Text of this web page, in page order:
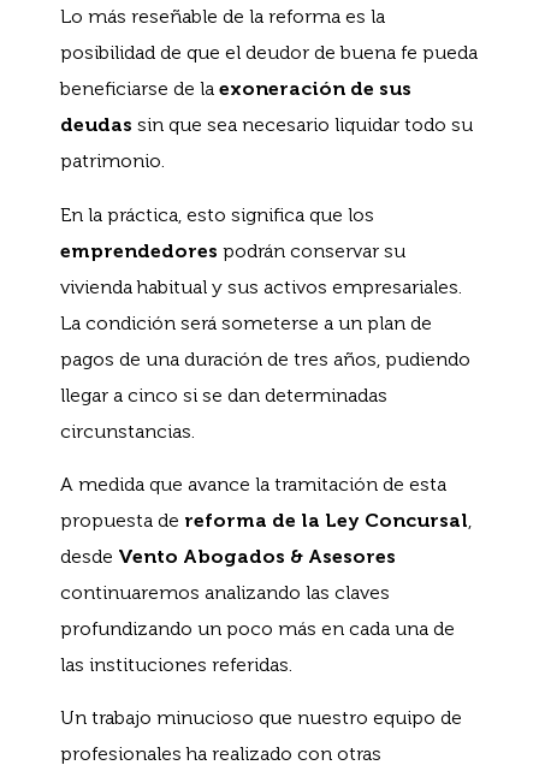
Lo más reseñable de la reforma es la
posibilidad de que el deudor de buena fe pueda
beneficiarse de la exoneración de sus
deudas sin que sea necesario liquidar todo su
patrimonio.
En la práctica, esto significa que los
emprendedores podrán conservar su
vivienda habitual y sus activos empresariales.
La condición será someterse a un plan de
pagos de una duración de tres años, pudiendo
llegar a cinco si se dan determinadas
circunstancias.
A medida que avance la tramitación de esta
propuesta de reforma de la Ley Concursal,
desde Vento Abogados & Asesores
continuaremos analizando las claves
profundizando un poco más en cada una de
las instituciones referidas.
Un trabajo minucioso que nuestro equipo de
profesionales ha realizado con otras